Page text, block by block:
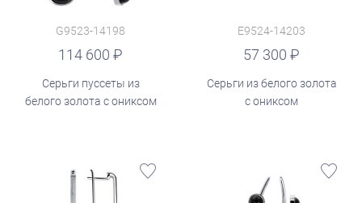
G9523-14198
114 600
Серьги пуссеты из
белого золота с ониксом
E9524-14203
57 300
руб.
Серьги из белого золота
с ониксом